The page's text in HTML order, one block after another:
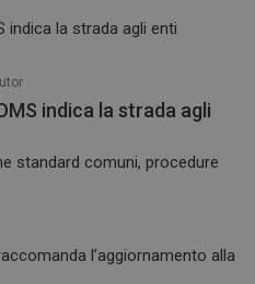
indica la strada agli
standard comuni, procedure